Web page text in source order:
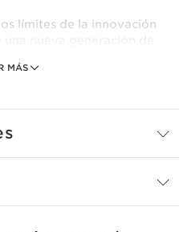
MÁS
límites de la innovación
puras, para estimular
ageing Defense, inspirada